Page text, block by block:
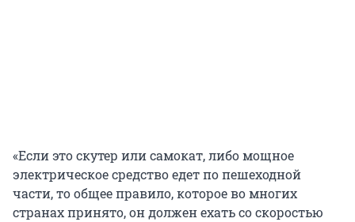
«Если это скутер или самокат, либо мощное
электрическое средство едет по пешеходной
части, то общее правило, которое во многих
странах принято, он должен ехать со скоростью